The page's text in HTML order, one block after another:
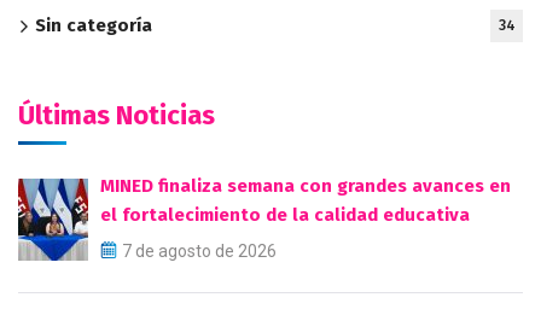
Sin categoría 34
Últimas Noticias
MINED finaliza semana con grandes avances en
el fortalecimiento de la calidad educativa
7 de agosto de 2026